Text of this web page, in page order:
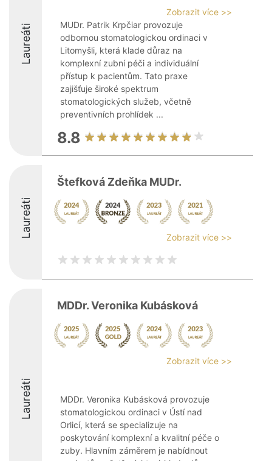
Laureáti
Zobrazit více >>
MUDr. Patrik Krpčiar provozuje
odbornou stomatologickou ordinaci v
Litomyšli, která klade důraz na
komplexní zubní péči a individuální
přístup k pacientům. Tato praxe
zajišťuje široké spektrum
stomatologických služeb, včetně
preventivních prohlídek ...
8.8
Laureáti
Štefková Zdeňka MUDr.
Zobrazit více >>
Laureáti
MDDr. Veronika Kubásková
Zobrazit více >>
MDDr. Veronika Kubásková provozuje
stomatologickou ordinaci v Ústí nad
Orlicí, která se specializuje na
poskytování komplexní a kvalitní péče o
zuby. Hlavním záměrem je nabídnout